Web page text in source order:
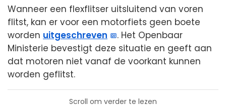
Wanneer een flexflitser uitsluitend van voren
flitst, kan er voor een motorfiets geen boete
worden uitgeschreven
. Het Openbaar
Ministerie bevestigt deze situatie en geeft aan
dat motoren niet vanaf de voorkant kunnen
worden geflitst.
Scroll om verder te lezen